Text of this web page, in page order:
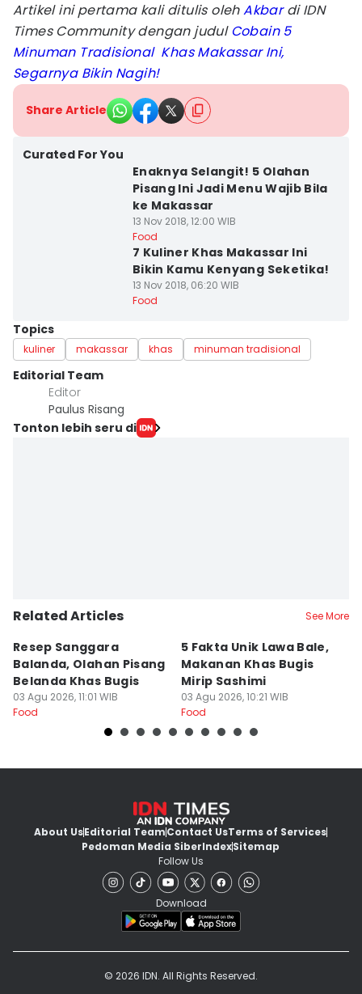
Artikel ini pertama kali ditulis olehAkbardi IDN
Times Community dengan judul Cobain 5
Minuman Tradisional Khas Makassar Ini,
Segarnya Bikin Nagih!
Share Article
Curated For You
Enaknya Selangit! 5 Olahan
Pisang Ini Jadi Menu Wajib Bila
ke Makassar
13 Nov 2018, 12:00 WIB
Food
7 Kuliner Khas Makassar Ini
Bikin Kamu Kenyang Seketika!
13 Nov 2018, 06:20 WIB
Food
Topics
kuliner makassar khas minuman tradisional
Editorial Team
Editor
Paulus Risang
Tonton lebih seru di
Related Articles See More
Resep Sanggara
Balanda, Olahan Pisang
Belanda Khas Bugis
03 Agu 2026, 11:01 WIB
Food
5 Fakta Unik Lawa Bale,
Makanan Khas Bugis
Mirip Sashimi
03 Agu 2026, 10:21 WIB
Food
About UsEditorial TeamContact UsTerms of Services
Pedoman Media SiberIndexSitemap
Follow Us
Download
© 2026 IDN. All Rights Reserved.